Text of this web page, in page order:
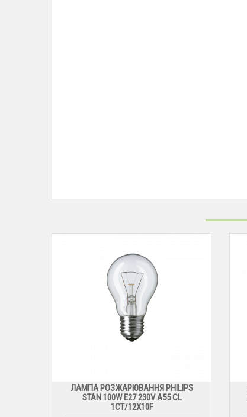
ЛАМПА РОЗЖАРЮВАННЯ PHILIPS
STAN 100W E27 230V A55 CL
1CT/12X10F